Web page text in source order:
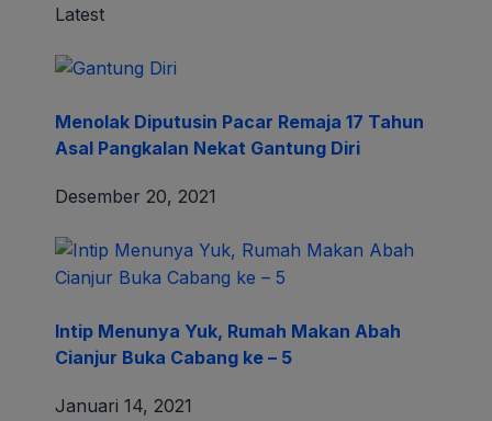
Latest
Menolak Diputusin Pacar Remaja 17 Tahun
Asal Pangkalan Nekat Gantung Diri
Desember 20, 2021
Intip Menunya Yuk, Rumah Makan Abah
Cianjur Buka Cabang ke – 5
Januari 14, 2021